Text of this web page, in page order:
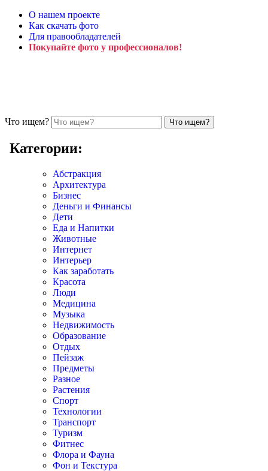
О нашем проекте
Как скачать фото
Для правообладателей
Покупайте фото у профессионалов!
Что ищем?
Категории:
Абстракция
Архитектура
Бизнес
Деньги и Финансы
Дети
Еда и Напитки
Животные
Интернет
Интерьер
Как заработать
Красота
Люди
Медицина
Музыка
Недвижимость
Образование
Отдых
Пейзаж
Предметы
Разное
Растения
Спорт
Технологии
Транспорт
Туризм
Фитнес
Флора и Фауна
Фон и Текстура